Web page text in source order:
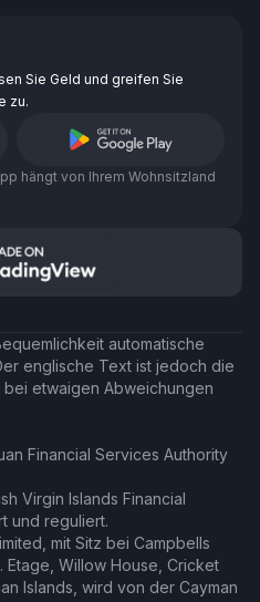
Sie Geld und greifen Sie
zu.
hängt von Ihrem Wohnsitzland
automatische
englische Text ist jedoch die
etwaigen Abweichungen
Financial Services Authority
Virgin Islands Financial
und reguliert.
mit Sitz bei Campbells
Willow House, Cricket
Islands, wird von der Cayman